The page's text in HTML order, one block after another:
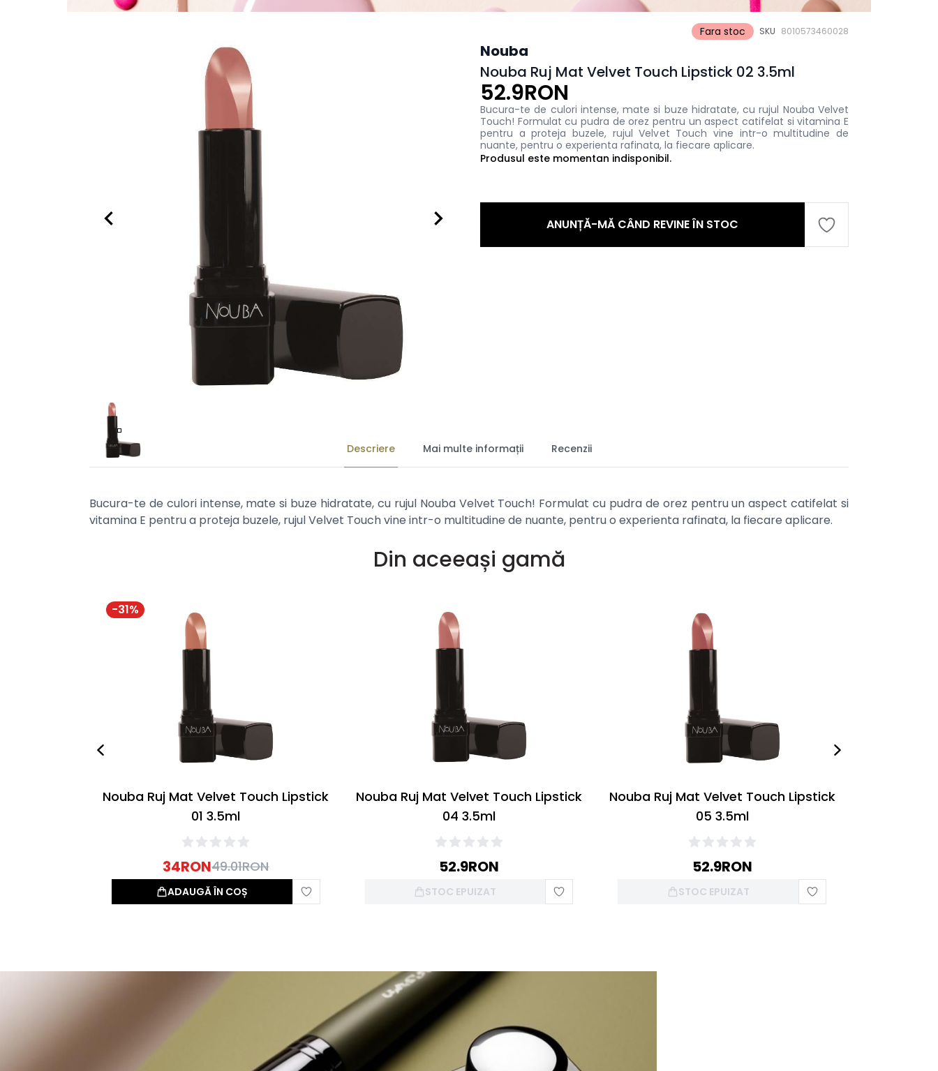
Fara stoc SKU 8010573460028
Nouba
Nouba Ruj Mat Velvet Touch Lipstick 02 3.5ml
52.9RON
Bucura-te de culori intense, mate si buze hidratate, cu rujul Nouba Velvet
Touch! Formulat cu pudra de orez pentru un aspect catifelat si vitamina E
pentru a proteja buzele, rujul Velvet Touch vine intr-o multitudine de
nuante, pentru o experienta rafinata, la fiecare aplicare.
Produsul este momentan indisponibil.
ANUNȚĂ-MĂ CÂND REVINE ÎN STOC
Descriere Mai multe informații Recenzii
Bucura-te de culori intense, mate si buze hidratate, cu rujul Nouba Velvet Touch! Formulat cu pudra de orez pentru un aspect catifelat si
vitamina E pentru a proteja buzele, rujul Velvet Touch vine intr-o multitudine de nuante, pentru o experienta rafinata, la fiecare aplicare.
Din aceeași gamă
-31%
Nouba Ruj Mat Velvet Touch Lipstick
01 3.5ml
34RON49.01RON
ADAUGĂ ÎN COȘ
Nouba Ruj Mat Velvet Touch Lipstick
04 3.5ml
52.9RON
STOC EPUIZAT
Nouba Ruj Mat Velvet Touch Lipstick
05 3.5ml
52.9RON
STOC EPUIZAT